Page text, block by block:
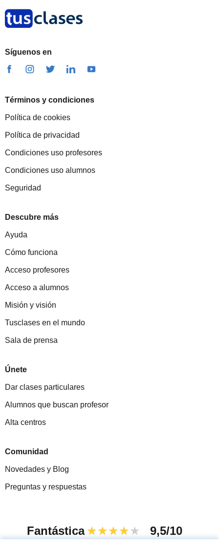
Síguenos en
Términos y condiciones
Política de cookies
Política de privacidad
Condiciones uso profesores
Condiciones uso alumnos
Seguridad
Descubre más
Ayuda
Cómo funciona
Acceso profesores
Acceso a alumnos
Misión y visión
Tusclases en el mundo
Sala de prensa
Únete
Dar clases particulares
Alumnos que buscan profesor
Alta centros
Comunidad
Novedades y Blog
Preguntas y respuestas
Fantástica ★★★★★ 9,5/10